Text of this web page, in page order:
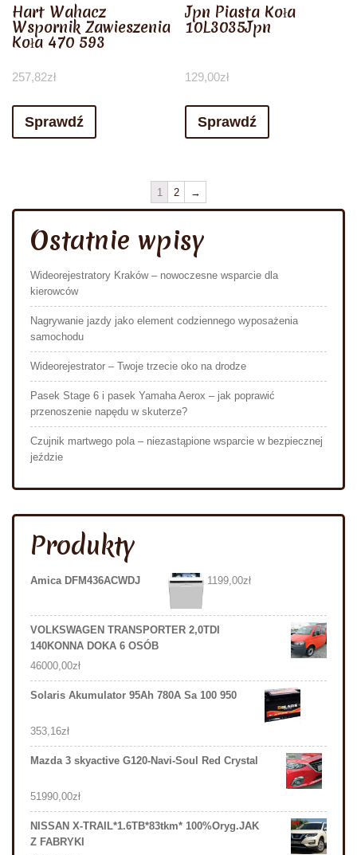
Hart Wahacz
Wspornik Zawieszenia
Koła 470 593
257,82zł
Sprawdź
Jpn Piasta Koła
10L3035Jpn
129,00zł
Sprawdź
1 2 →
Ostatnie wpisy
Wideorejestratory Kraków – nowoczesne wsparcie dla
kierowców
Nagrywanie jazdy jako element codziennego wyposażenia
samochodu
Wideorejestrator – Twoje trzecie oko na drodze
Pasek Stage 6 i pasek Yamaha Aerox – jak poprawić
przenoszenie napędu w skuterze?
Czujnik martwego pola – niezastąpione wsparcie w bezpiecznej
jeździe
Produkty
Amica DFM436ACWDJ 1199,00zł
VOLKSWAGEN TRANSPORTER 2,0TDI
140KONNA DOKA 6 OSÓB
46000,00zł
Solaris Akumulator 95Ah 780A Sa 100 950
353,16zł
Mazda 3 skyactive G120-Navi-Soul Red Crystal
51990,00zł
NISSAN X-TRAIL*1.6TB*83tkm* 100%Oryg.JAK
Z FABRYKI